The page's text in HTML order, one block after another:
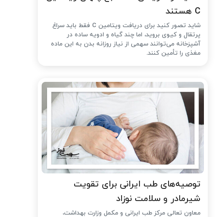
C هستند
شاید تصور کنید برای دریافت ویتامین C فقط باید سراغ
پرتقال و کیوی بروید، اما چند گیاه و ادویه ساده در
آشپزخانه می‌توانند سهمی از نیاز روزانه بدن به این ماده
مغذی را تأمین کنند.
توصیه‌های طب ایرانی برای تقویت
شیرمادر و سلامت نوزاد
معاون تعالی مرکز طب ایرانی و مکمل وزارت بهداشت،